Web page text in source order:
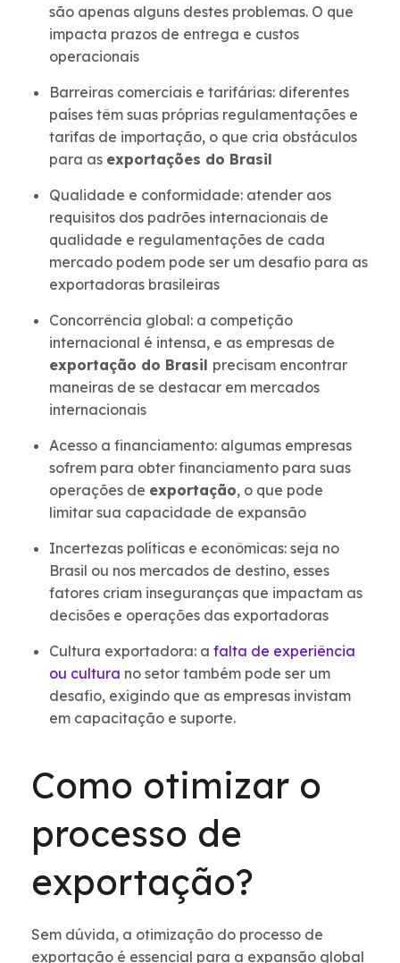
são apenas alguns destes problemas. O que
impacta prazos de entrega e custos
operacionais
Barreiras comerciais e tarifárias: diferentes
países têm suas próprias regulamentações e
tarifas de importação, o que cria obstáculos
para as exportações do Brasil
Qualidade e conformidade: atender aos
requisitos dos padrões internacionais de
qualidade e regulamentações de cada
mercado podem pode ser um desafio para as
exportadoras brasileiras
Concorrência global: a competição
internacional é intensa, e as empresas de
exportação do Brasil precisam encontrar
maneiras de se destacar em mercados
internacionais
Acesso a financiamento: algumas empresas
sofrem para obter financiamento para suas
operações de exportação, o que pode
limitar sua capacidade de expansão
Incertezas políticas e econômicas: seja no
Brasil ou nos mercados de destino, esses
fatores criam inseguranças que impactam as
decisões e operações das exportadoras
Cultura exportadora: a falta de experiência
ou cultura no setor também pode ser um
desafio, exigindo que as empresas invistam
em capacitação e suporte.
Como otimizar o
processo de
exportação?
Sem dúvida, a otimização do processo de
exportação é essencial para a expansão global